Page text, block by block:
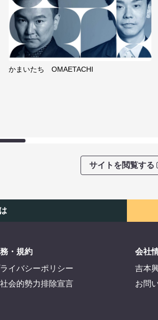
かまいたち OMAETACHI
サイトを閲覧する
・規約
イバシーポリシー
会的勢力排除宣言
会社
吉本
お問